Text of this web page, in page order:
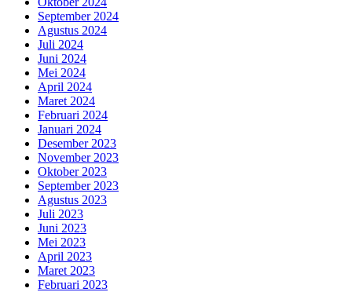
September 2024
Agustus 2024
Juli 2024
Juni 2024
Mei 2024
April 2024
Maret 2024
Februari 2024
Januari 2024
Desember 2023
November 2023
Oktober 2023
September 2023
Agustus 2023
Juli 2023
Juni 2023
Mei 2023
April 2023
Maret 2023
Februari 2023